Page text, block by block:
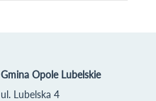
Gmina Opole Lubelskie
ul. Lubelska 4